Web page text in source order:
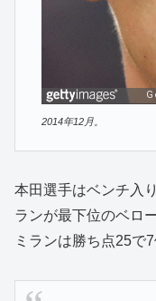
2014年12月。
本田選手はベンチ入
ランが最下位のベロ
ミランは勝ち点25で7